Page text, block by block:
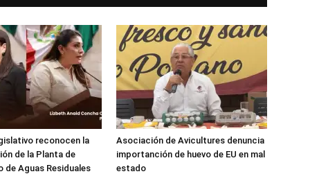
reconocen la
de la Planta de
de Aguas Residuales
Asociación de Avicultures denuncia
importanción de huevo de EU en mal
estado